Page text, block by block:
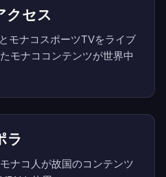
クセス
モナコスポーツTVをライブ
モナココンテンツが世界中
ラ
ナコ人が故国のコンテンツ